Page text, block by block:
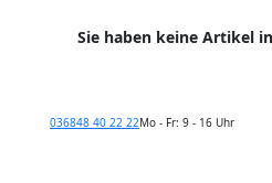
Sie haben keine Artikel
036848 40 22 22Mo - Fr: 9 - 16 Uhr